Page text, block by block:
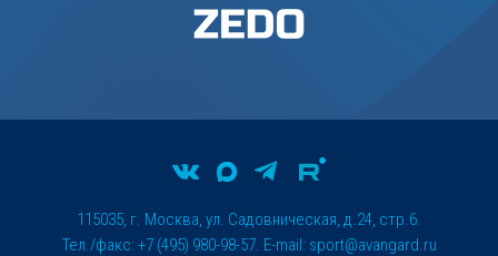
115035, г. Москва, ул. Садовническая, д.24, стр.6.
Тел./факс: +7 (495) 980-98-57. E-mail: sport@avangard.ru